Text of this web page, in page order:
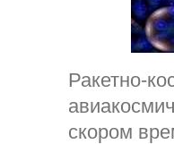
Ракетно-
скором